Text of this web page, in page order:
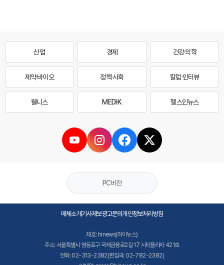
산업 경제 건강·의학
제약·바이오 정책·사회 칼럼·인터뷰
웰니스 MEDI·K 헬스인뉴스
PC버전
매체소개기사제보광고문의개인정보처리방침
제호: hinews(하이뉴스)
주소: 서울특별시 영등포구 국제금융로2길 17 시티플라자 421호
전화: 02-313-2382(편집국: 02-782-2382)